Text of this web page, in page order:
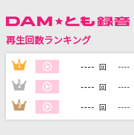
再生回数ランキング
1 ---- 回 ----
2 ---- 回 ----
3 ---- 回 ----